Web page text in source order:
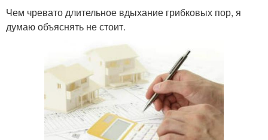
Чем чревато длительное вдыхание грибковых пор, я
думаю объяснять не стоит.